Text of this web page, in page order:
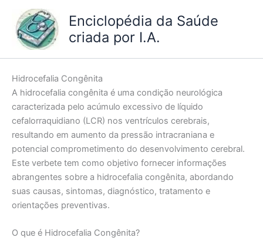
conteúdo
Enciclopédia da Saúde
criada por I.A.
Hidrocefalia Congênita
A hidrocefalia congênita é uma condição neurológica
caracterizada pelo acúmulo excessivo de líquido
cefalorraquidiano (LCR) nos ventrículos cerebrais,
resultando em aumento da pressão intracraniana e
potencial comprometimento do desenvolvimento cerebral.
Este verbete tem como objetivo fornecer informações
abrangentes sobre a hidrocefalia congênita, abordando
suas causas, sintomas, diagnóstico, tratamento e
orientações preventivas.
O que é Hidrocefalia Congênita?